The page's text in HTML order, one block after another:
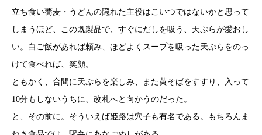
立ち食い蕎麦・うどんの隠れた主役はこいつではないかと思って
しまうほど、この既製品で、すぐにだしを吸う、天ぷらが愛おし
い。白ご飯があれば頼み、ほどよくスープを吸った天ぷらをのっ
けて食べれば、笑顔。
ともかく、合間に天ぷらを楽しみ、また黄そばをすすり、入って
10分もしないうちに、改札へと向かうのだった。
と、その前に。そういえば姫路は穴子も有名である。もちろんま